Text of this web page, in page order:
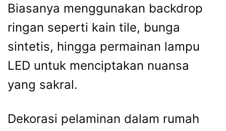
Biasanya menggunakan backdrop
ringan seperti kain tile, bunga
sintetis, hingga permainan lampu
LED untuk menciptakan nuansa
yang sakral.
Dekorasi pelaminan dalam rumah